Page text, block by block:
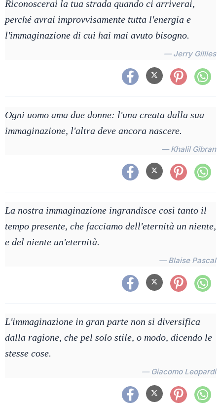
Riconoscerai la tua strada quando ci arriverai,
perché avrai improvvisamente tutta l'energia e
l'immaginazione di cui hai mai avuto bisogno.
— Jerry Gillies
Ogni uomo ama due donne: l'una creata dalla sua
immaginazione, l'altra deve ancora nascere.
— Khalil Gibran
La nostra immaginazione ingrandisce così tanto il
tempo presente, che facciamo dell'eternità un niente,
e del niente un'eternità.
— Blaise Pascal
L'immaginazione in gran parte non si diversifica
dalla ragione, che pel solo stile, o modo, dicendo le
stesse cose.
— Giacomo Leopardi